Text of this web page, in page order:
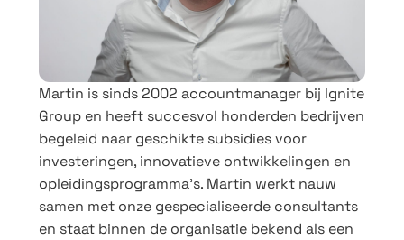
Martin is sinds 2002 accountmanager bij Ignite
Group en heeft succesvol honderden bedrijven
begeleid naar geschikte subsidies voor
investeringen, innovatieve ontwikkelingen en
opleidingsprogramma’s. Martin werkt nauw
samen met onze gespecialiseerde consultants
en staat binnen de organisatie bekend als een